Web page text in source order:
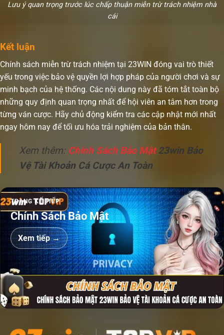
Lưu ý quan trọng trước lúc chấp thuận miễn trừ trách nhiệm nhà
cái
Kết luận
Chính sách miễn trừ trách nhiệm tại 23WIN đóng vai trò thiết
yếu trong việc bảo vệ quyền lợi hợp pháp của người chơi và sự
minh bạch của hệ thống. Các nội dung này đã tóm tắt toàn bộ
những quy định quan trọng nhất để hội viên an tâm hơn trong
từng ván cược. Hãy chủ động kiểm tra các cập nhật mới nhất
ngay hôm nay để tối ưu hóa trải nghiệm của bản thân.
Xem thêm: Chính Sách Bảo Mật23win Bảo
Vệ Tài Khoản Cá Cược An Toàn
TRANG KẾ TIẾP
Chính Sách Bảo Mật
Xem tiếp →